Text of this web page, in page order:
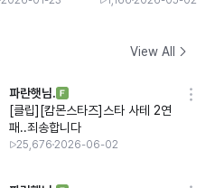
View All
파란햇님.
[클립][캄몬스타즈]스타 사테 2연
패..죄송합니다
25,676 2026-06-02